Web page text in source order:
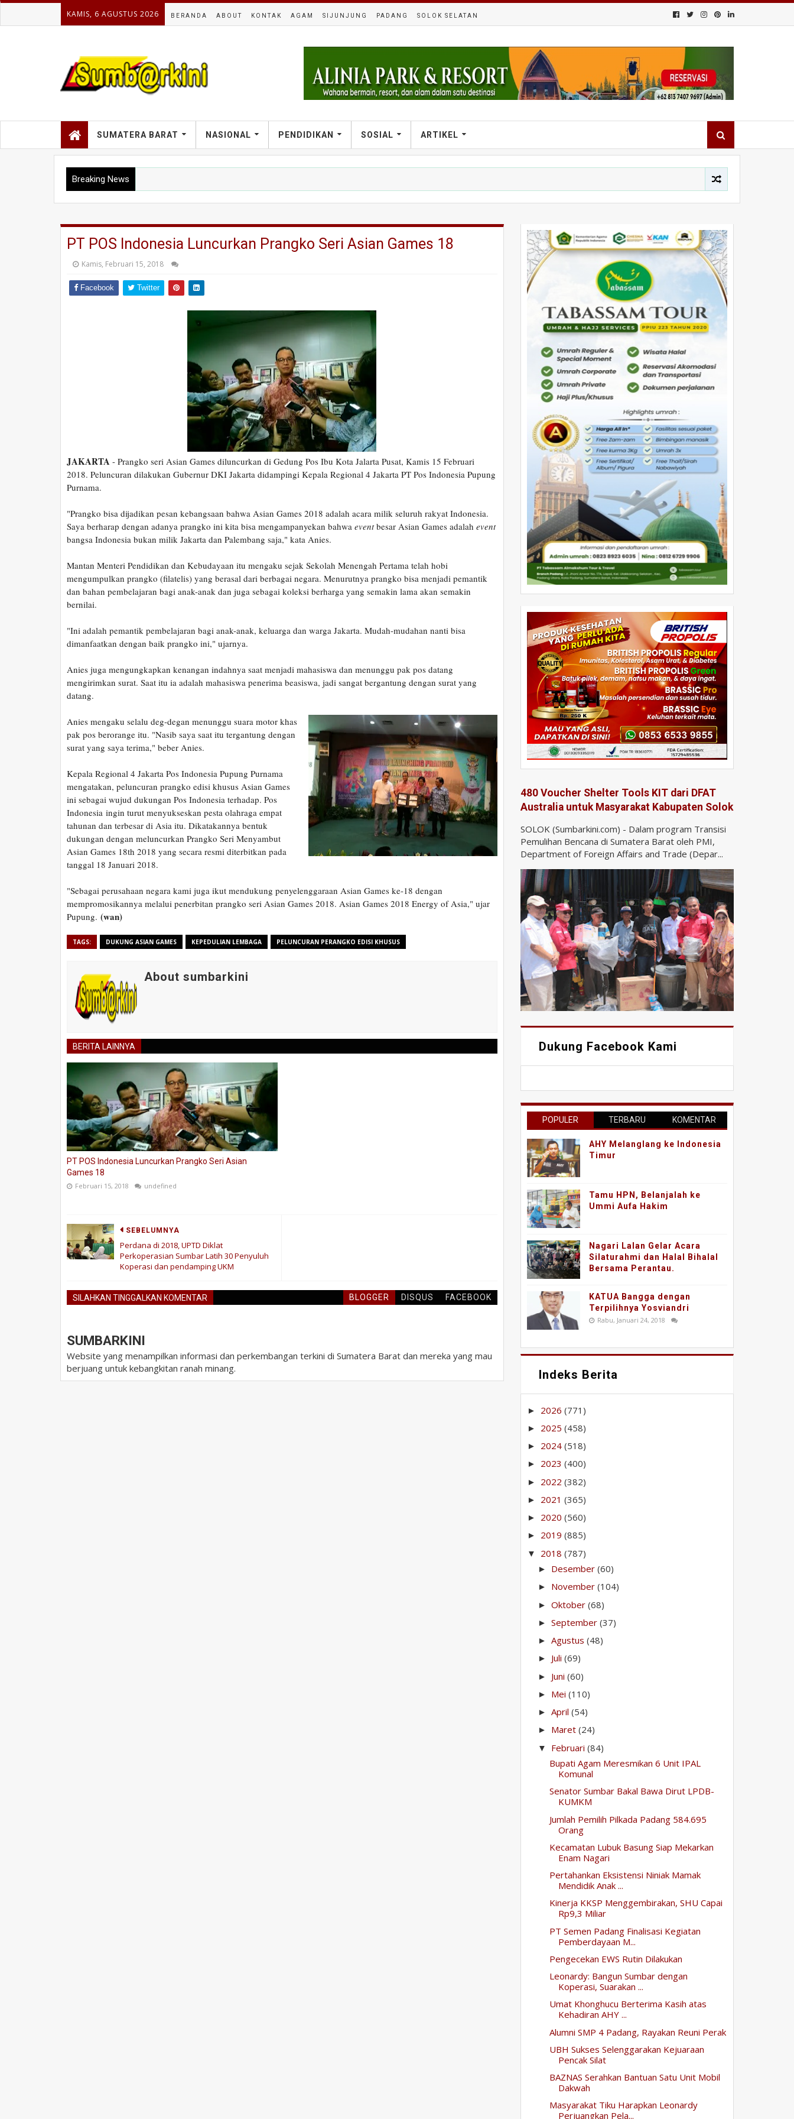
KAMIS, 6 AGUSTUS 2026 BERANDA ABOUT KONTAK AGAM SIJUNJUNG PADANG SOLOK SELATAN
SUMATERA BARAT NASIONAL PENDIDIKAN SOSIAL ARTIKEL
Breaking News
PT POS Indonesia Luncurkan Prangko Seri Asian Games 18
Kamis, Februari 15, 2018
Facebook Twitter
JAKARTA - Prangko seri Asian Games diluncurkan di Gedung Pos Ibu Kota Jalarta Pusat, Kamis 15 Februari
2018. Peluncuran dilakukan Gubernur DKI Jakarta didampingi Kepala Regional 4 Jakarta PT Pos Indonesia Pupung
Purnama.
"Prangko bisa dijadikan pesan kebangsaan bahwa Asian Games 2018 adalah acara milik seluruh rakyat Indonesia.
Saya berharap dengan adanya prangko ini kita bisa mengampanyekan bahwa eventbesar Asian Games adalah event
bangsa Indonesia bukan milik Jakarta dan Palembang saja," kata Anies.
Mantan Menteri Pendidikan dan Kebudayaan itu mengaku sejak Sekolah Menengah Pertama telah hobi
mengumpulkan prangko (filatelis) yang berasal dari berbagai negara. Menurutnya prangko bisa menjadi pemantik
dan bahan pembelajaran bagi anak-anak dan juga sebagai koleksi berharga yang semakin lama akan semakin
bernilai.
"Ini adalah pemantik pembelajaran bagi anak-anak, keluarga dan warga Jakarta. Mudah-mudahan nanti bisa
dimanfaatkan dengan baik prangko ini," ujarnya.
Anies juga mengungkapkan kenangan indahnya saat menjadi mahasiswa dan menunggu pak pos datang
mengirimkan surat. Saat itu ia adalah mahasiswa penerima beasiswa, jadi sangat bergantung dengan surat yang
datang.
Anies mengaku selalu deg-degan menunggu suara motor khas
pak pos berorange itu. "Nasib saya saat itu tergantung dengan
surat yang saya terima," beber Anies.
Kepala Regional 4 Jakarta Pos Indonesia Pupung Purnama
mengatakan, peluncuran prangko edisi khusus Asian Games
ini sebagai wujud dukungan Pos Indonesia terhadap. Pos
Indonesia ingin turut menyukseskan pesta olahraga empat
tahunan dan terbesar di Asia itu. Dikatakannya bentuk
dukungan dengan meluncurkan Prangko Seri Menyambut
Asian Games 18th 2018 yang secara resmi diterbitkan pada
tanggal 18 Januari 2018.
"Sebagai perusahaan negara kami juga ikut mendukung penyelenggaraan Asian Games ke-18 dengan
mempromosikannya melalui penerbitan prangko seri Asian Games 2018. Asian Games 2018 Energy of Asia," ujar
Pupung. (wan)
TAGS: DUKUNG ASIAN GAMES KEPEDULIAN LEMBAGA PELUNCURAN PERANGKO EDISI KHUSUS
About sumbarkini
BERITA LAINNYA
PT POS Indonesia Luncurkan Prangko Seri Asian
Games 18
Februari 15, 2018 undefined
SEBELUMNYA
Perdana di 2018, UPTD Diklat
Perkoperasian Sumbar Latih 30 Penyuluh
Koperasi dan pendamping UKM
SILAHKAN TINGGALKAN KOMENTAR BLOGGER DISQUS FACEBOOK
SUMBARKINI
Website yang menampilkan informasi dan perkembangan terkini di Sumatera Barat dan mereka yang mau
berjuang untuk kebangkitan ranah minang.
480 Voucher Shelter Tools KIT dari DFAT
Australia untuk Masyarakat Kabupaten Solok
SOLOK (Sumbarkini.com) - Dalam program Transisi
Pemulihan Bencana di Sumatera Barat oleh PMI,
Department of Foreign Affairs and Trade (Depar...
Dukung Facebook Kami
POPULER TERBARU KOMENTAR
AHY Melanglang ke Indonesia
Timur
Tamu HPN, Belanjalah ke
Ummi Aufa Hakim
Nagari Lalan Gelar Acara
Silaturahmi dan Halal Bihalal
Bersama Perantau.
KATUA Bangga dengan
Terpilihnya Yosviandri
Rabu, Januari 24, 2018
Indeks Berita
► 2026(771)
► 2025(458)
► 2024(518)
► 2023(400)
► 2022(382)
► 2021(365)
► 2020(560)
► 2019(885)
▼ 2018(787)
► Desember(60)
► November(104)
►Oktober(68)
►September(37)
►Agustus(48)
► Juli(69)
► Juni(60)
► Mei(110)
►April(54)
► Maret(24)
▼ Februari(84)
Bupati Agam Meresmikan 6 Unit IPAL
Komunal
Senator Sumbar Bakal Bawa Dirut LPDB-
KUMKM
Jumlah Pemilih Pilkada Padang 584.695
Orang
Kecamatan Lubuk Basung Siap Mekarkan
Enam Nagari
Pertahankan Eksistensi Niniak Mamak
Mendidik Anak ...
Kinerja KKSP Menggembirakan, SHU Capai
Rp9,3 Miliar
PT Semen Padang Finalisasi Kegiatan
Pemberdayaan M...
Pengecekan EWS Rutin Dilakukan
Leonardy: Bangun Sumbar dengan
Koperasi, Suarakan ...
Umat Khonghucu Berterima Kasih atas
Kehadiran AHY ...
Alumni SMP 4 Padang, Rayakan Reuni Perak
UBH Sukses Selenggarakan Kejuaraan
Pencak Silat
BAZNAS Serahkan Bantuan Satu Unit Mobil
Dakwah
Masyarakat Tiku Harapkan Leonardy
Perjuangkan Pela...